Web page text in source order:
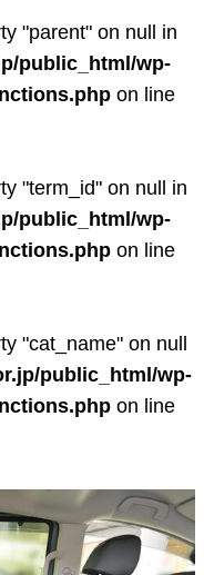
"parent" on null in
public_html/wp-
on line
"term_id" on null in
public_html/wp-
on line
"cat_name" on null
public_html/wp-
on line